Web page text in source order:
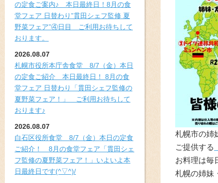
の定食ご案内♪ 本日最終日！8月の食
堂フェア 日替わり”貫田シェフ監修 夏
野菜フェア”④日目 ご利用お待ちして
おります。
2026.08.07
札幌市役所本庁舎食堂 8/7（金）本日
の定食ご紹介 本日最終日！ 8月の食
堂フェア 日替わり「貫田シェフ監修の
夏野菜フェア！」 ご利用お待ちして
おります♪
2026.08.07
白石区役所食堂 8/7（金）本日の定食
ご紹介！ 8月の食堂フェア「貫田シェ
フ監修の夏野菜フェア！」いよいよ本
日最終日です(^▽^)/
札幌市の姉
ご提供する
お料理は毎
札幌の姉妹